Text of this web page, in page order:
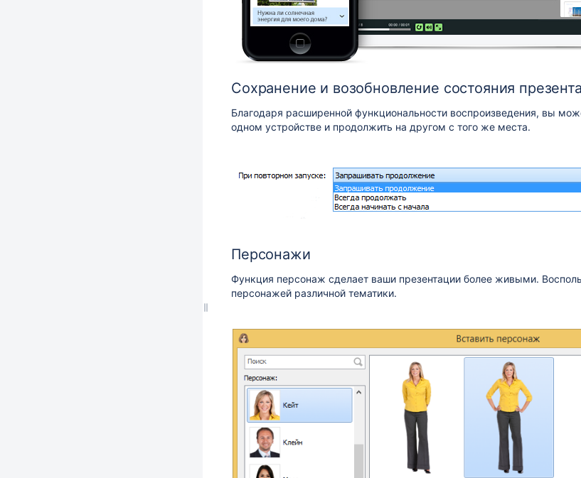
Сохранение и возобновление состояния
Благодаря расширенной функциональности воспроизведения, вы
одном устройстве и продолжить на другом с того же места.
Персонажи
Функция персонаж сделает ваши презентации более живыми.
персонажей различной тематики.